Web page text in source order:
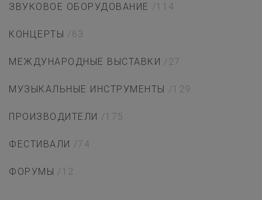
ЗВУКОВОЕ ОБОРУДОВАНИЕ /114
КОНЦЕРТЫ /63
МЕЖДУНАРОДНЫЕ ВЫСТАВКИ /27
МУЗЫКАЛЬНЫЕ ИНСТРУМЕНТЫ /129
ПРОИЗВОДИТЕЛИ /175
ФЕСТИВАЛИ /74
ФОРУМЫ /12